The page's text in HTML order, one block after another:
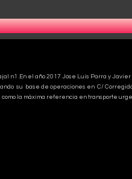
n1 .En el año 2017 Jose Luis Parra y
su base de operaciones en C/
la máxima referencia en transporte